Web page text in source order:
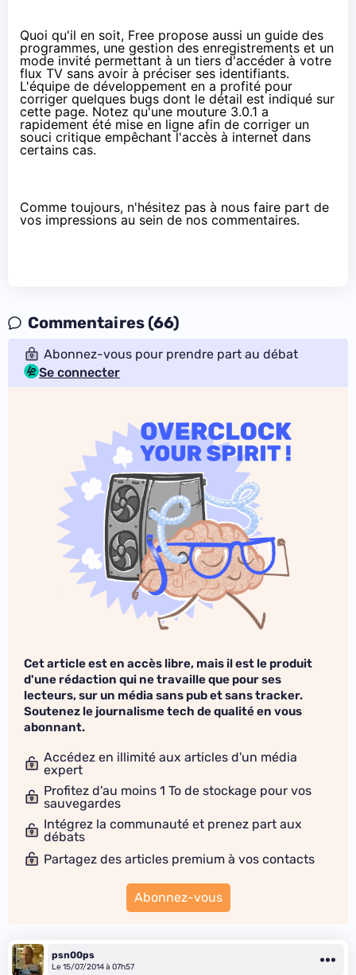
Quoi qu'il en soit, Free propose aussi un guide des
programmes, une gestion des enregistrements et un
mode invité permettant à un tiers d'accéder à votre
flux TV sans avoir à préciser ses identifiants.
L'équipe de développement en a profité pour
corriger quelques bugs dont le détail est indiqué sur
cette page. Notez qu'une mouture 3.0.1 a
rapidement été mise en ligne afin de corriger un
souci critique empêchant l'accès à internet dans
certains cas.
Comme toujours, n'hésitez pas à nous faire part de
vos impressions au sein de nos commentaires.
Commentaires (66)
Abonnez-vous pour prendre part au débat
Se connecter
Cet article est en accès libre, mais il est le produit
d'une rédaction qui ne travaille que pour ses
lecteurs, sur un média sans pub et sans tracker.
Soutenez le journalisme tech de qualité en vous
abonnant.
Accédez en illimité aux articles d'un média
expert
Profitez d'au moins 1 To de stockage pour vos
sauvegardes
Intégrez la communauté et prenez part aux
débats
Partagez des articles premium à vos contacts
Abonnez-vous
psn00ps
Le 15/07/2014 à 07h57